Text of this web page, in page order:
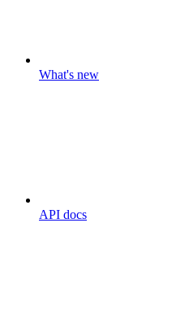
What's new
API docs